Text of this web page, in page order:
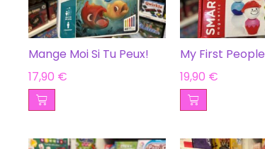
Mange Moi Si Tu Peux!
17,90 €
My First People
19,90 €